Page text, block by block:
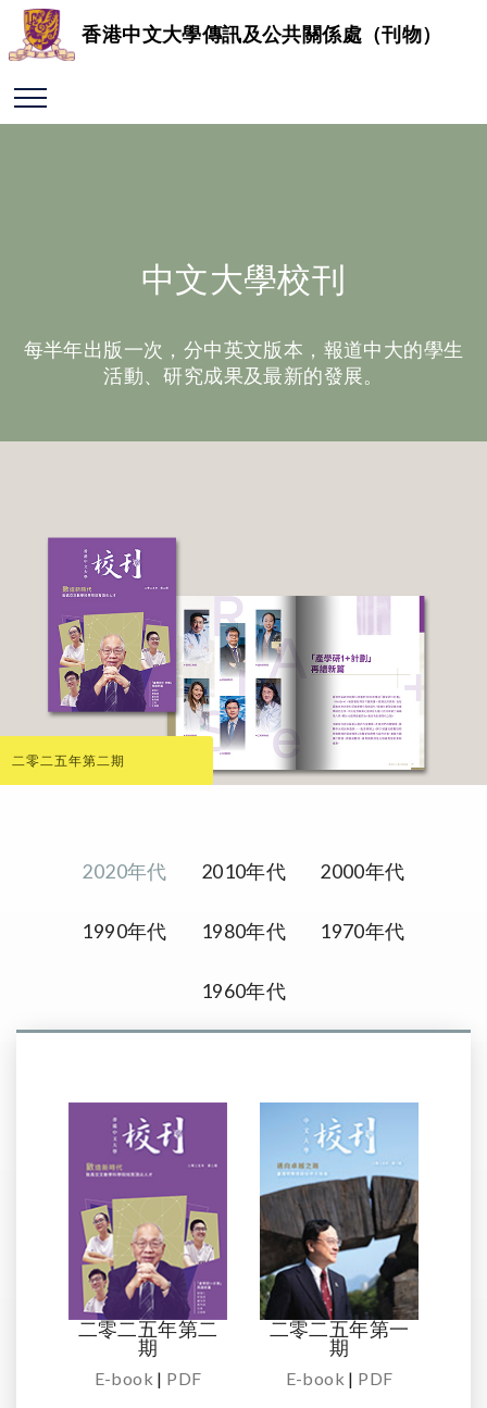
香港中文大學傳訊及公共關係處（刊物）
中文大學校刊
每半年出版一次，分中英文版本，報道中大的學生
活動、研究成果及最新的發展。
二零二五年第二期
2020年代 2010年代 2000年代
1990年代 1980年代 1970年代
1960年代
二零二五年第二
期
E-book | PDF
二零二五年第一
期
E-book | PDF